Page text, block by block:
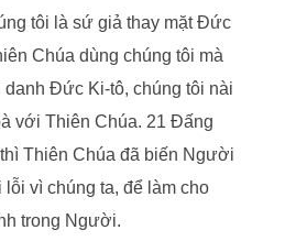
tôi là sứ giả thay mặt Đức
Chúa dùng chúng tôi mà
danh Đức Ki-tô, chúng tôi nài
với Thiên Chúa. 21 Đấng
Thiên Chúa đã biến Người
vì chúng ta, để làm cho
trong Người.